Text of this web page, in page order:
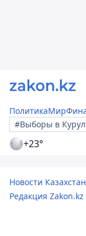
ПолитикаМир
#Выборы в
+23°
Новости
Редакция Zakon.kz